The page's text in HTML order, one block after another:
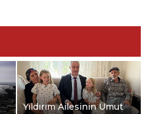
Yıldırım Ailesinin Umut